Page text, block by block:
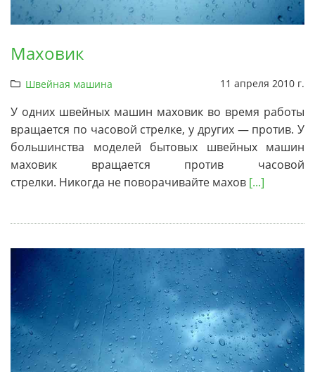
Маховик
Швейная машина 11 апреля 2010 г.
У одних швейных машин маховик во время работы
вращается по часовой стрелке, у других — против. У
большинства моделей бытовых швейных машин
маховик вращается против часовой
стрелки. Никогда не поворачивайте махов [...]